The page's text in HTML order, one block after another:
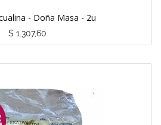
- Doña Masa - 2u
$ 1.307,60